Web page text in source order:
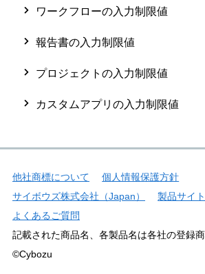
ワークフローの入力制限値
報告書の入力制限値
プロジェクトの入力制限値
カスタムアプリの入力制限値
他社商標について
個人情報保護方針
サイボウズ株式会社（Japan）
製品サイト
よくあるご質問
記載された商品名、各製品名は各社の登録商
©Cybozu